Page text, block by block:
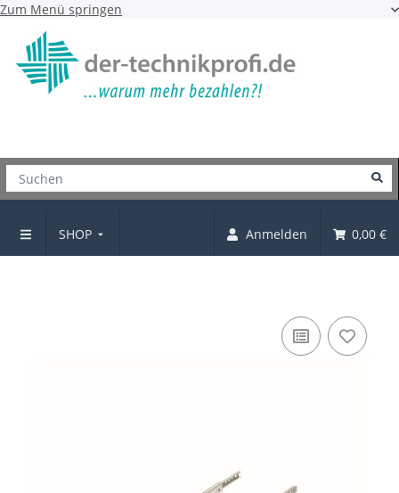
Zum Menü springen
SHOP Anmelden 0,00 €
Kugelteilauszug